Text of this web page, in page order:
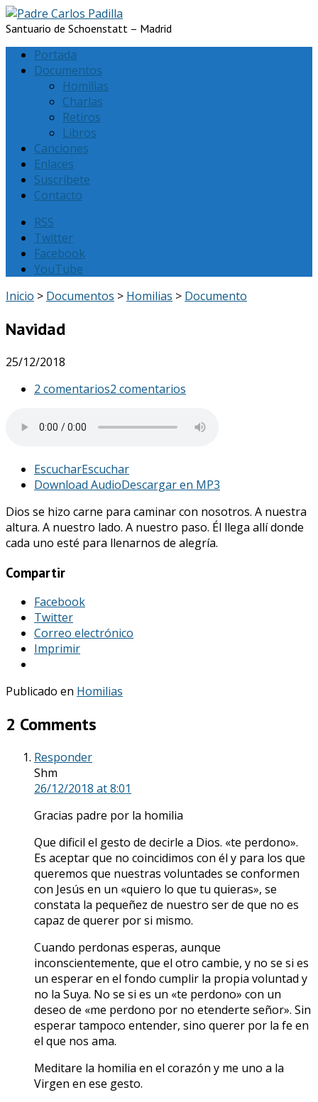
Santuario de Schoenstatt – Madrid
Portada
Documentos
Homilias
Charlas
Retiros
Libros
Canciones
Enlaces
Suscríbete
Contacto
RSS
Twitter
Facebook
YouTube
Inicio > Documentos > Homilias > Documento
Navidad
25/12/2018
2 comentarios2 comentarios
EscucharEscuchar
Download AudioDescargar en MP3
Dios se hizo carne para caminar con nosotros. A nuestra
altura. A nuestro lado. A nuestro paso. Él llega allí donde
cada uno esté para llenarnos de alegría.
Compartir
Facebook
Twitter
Correo electrónico
Imprimir
Publicado en Homilias
2 Comments
Responder
Shm
26/12/2018 at 8:01
Gracias padre por la homilia
Que dificil el gesto de decirle a Dios. «te perdono».
Es aceptar que no coincidimos con él y para los que
queremos que nuestras voluntades se conformen
con Jesús en un «quiero lo que tu quieras», se
constata la pequeñez de nuestro ser de que no es
capaz de querer por si mismo.
Cuando perdonas esperas, aunque
inconscientemente, que el otro cambie, y no se si es
un esperar en el fondo cumplir la propia voluntad y
no la Suya. No se si es un «te perdono» con un
deseo de «me perdono por no etenderte señor». Sin
esperar tampoco entender, sino querer por la fe en
el que nos ama.
Meditare la homilia en el corazón y me uno a la
Virgen en ese gesto.